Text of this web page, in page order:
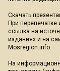
Скачать
При
ссылка на
изданиях и на
Mosregion.info.
На